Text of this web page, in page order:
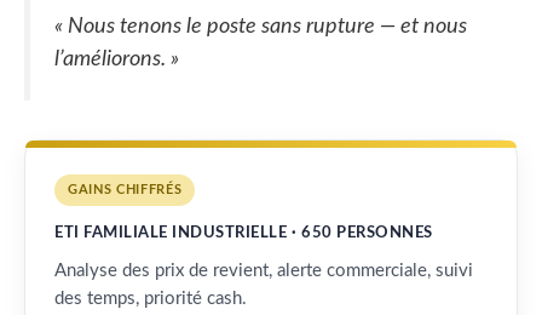
« Nous tenons le poste sans rupture — et nous
l’améliorons. »
GAINS CHIFFRÉS
ETI FAMILIALE INDUSTRIELLE · 650 PERSONNES
Analyse des prix de revient, alerte commerciale, suivi
des temps, priorité cash.